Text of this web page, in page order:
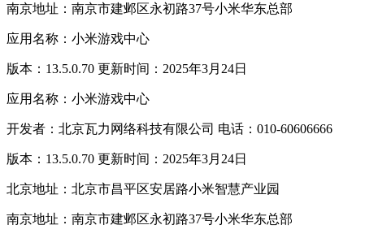
南京地址：南京市建邺区永初路37号小米华东总部
应用名称：小米游戏中心
版本：13.5.0.70 更新时间：2025年3月24日
应用名称：小米游戏中心
开发者：北京瓦力网络科技有限公司 电话：010-60606666
版本：13.5.0.70 更新时间：2025年3月24日
北京地址：北京市昌平区安居路小米智慧产业园
南京地址：南京市建邺区永初路37号小米华东总部